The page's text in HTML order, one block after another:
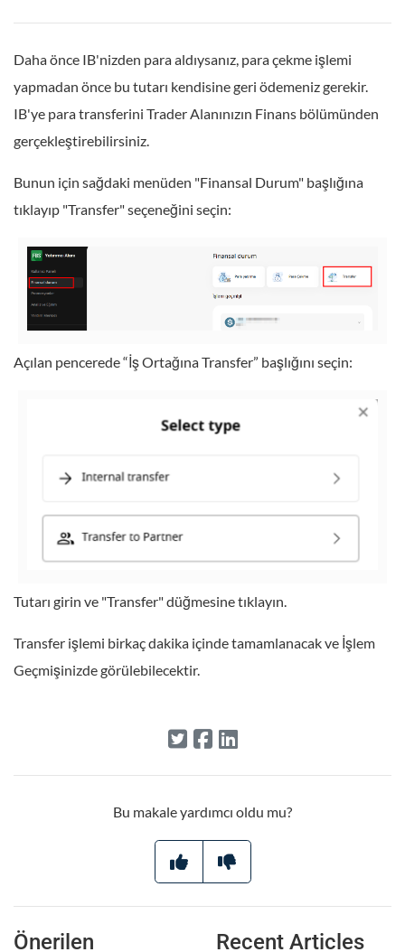
Daha önce IB'nizden para aldıysanız, para çekme işlemi
yapmadan önce bu tutarı kendisine geri ödemeniz gerekir.
IB'ye para transferini Trader Alanınızın Finans bölümünden
gerçekleştirebilirsiniz.
Bunun için sağdaki menüden "Finansal Durum" başlığına
tıklayıp "Transfer" seçeneğini seçin:
Açılan pencerede “İş Ortağına Transfer” başlığını seçin:
Tutarı girin ve "Transfer" düğmesine tıklayın.
Transfer işlemi birkaç dakika içinde tamamlanacak ve İşlem
Geçmişinizde görülebilecektir.
Bu makale yardımcı oldu mu?
Önerilen Recent Articles